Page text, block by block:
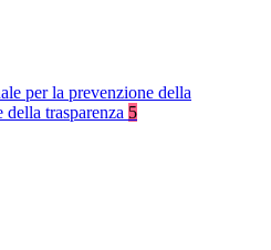
per la prevenzione della
della trasparenza 5